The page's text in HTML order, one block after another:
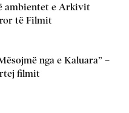
ambientet e Arkivit
të Filmit
nga e Kaluara” –
filmit